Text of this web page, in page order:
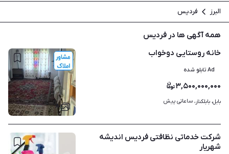
البرز فردیس
همه آگهی ها در فردیس
۸
خانه روستایی دوخواب
Ad تابلو شده
۳,۵۰۰,۰۰۰,۰۰۰
بابل، بابلکنار، ساعاتی پیش
شرکت خدماتی نظافتی فردیس اندیشه
شهریار